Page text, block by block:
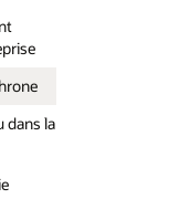
dans la